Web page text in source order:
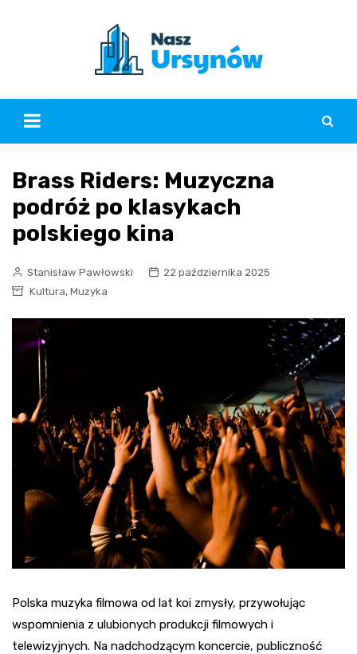
Brass Riders: Muzyczna
podróż po klasykach
polskiego kina
Stanisław Pawłowski
22 października 2025
Kultura, Muzyka
Polska muzyka filmowa od lat koi zmysły, przywołując
wspomnienia z ulubionych produkcji filmowych i
telewizyjnych. Na nadchodzącym koncercie, publiczność